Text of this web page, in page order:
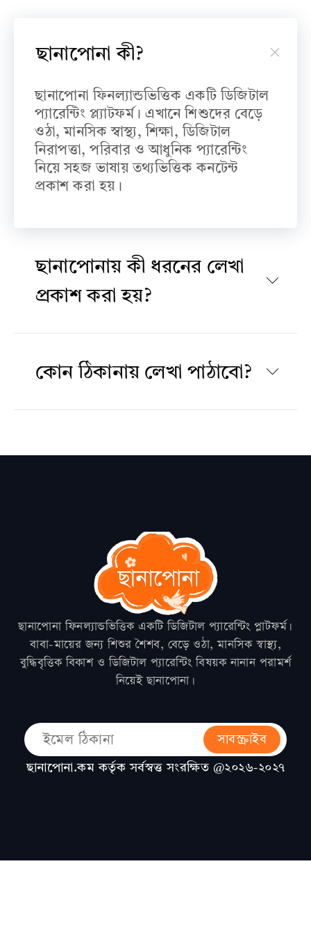
ছানাপোনা কী?
ছানাপোনা ফিনল্যান্ডভিত্তিক একটি ডিজিটাল
প্যারেন্টিং প্ল্যাটফর্ম। এখানে শিশুদের বেড়ে
ওঠা, মানসিক স্বাস্থ্য, শিক্ষা, ডিজিটাল
নিরাপত্তা, পরিবার ও আধুনিক প্যারেন্টিং
নিয়ে সহজ ভাষায় তথ্যভিত্তিক কনটেন্ট
প্রকাশ করা হয়।
ছানাপোনায় কী ধরনের লেখা
প্রকাশ করা হয়?
কোন ঠিকানায় লেখা পাঠাবো?
ছানাপোনা ফিনল্যান্ডভিত্তিক একটি ডিজিটাল প্যারেন্টিং প্লাটফর্ম।
বাবা-মায়ের জন্য শিশুর শৈশব, বেড়ে ওঠা, মানসিক স্বাস্থ্য,
বুদ্ধিবৃত্তিক বিকাশ ও ডিজিটাল প্যারেন্টিং বিষয়ক নানান পরামর্শ
নিয়েই ছানাপোনা।
সাবস্ক্রাইব
ছানাপোনা.কম কর্তৃক সর্বস্বত্ত সংরক্ষিত @২০২৬-২০২৭